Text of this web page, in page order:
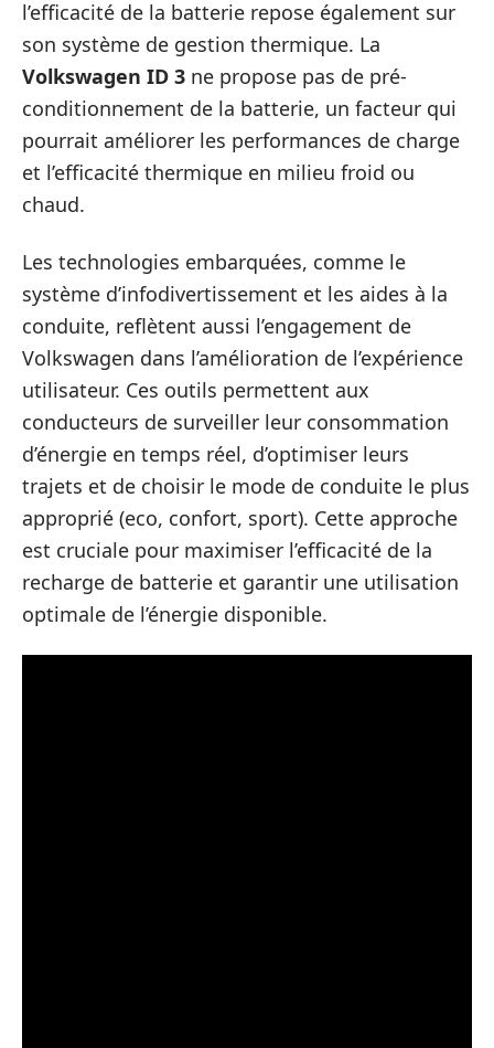
l’efficacité de la batterie repose également sur
son système de gestion thermique. La
Volkswagen ID 3 ne propose pas de pré-
conditionnement de la batterie, un facteur qui
pourrait améliorer les performances de charge
et l’efficacité thermique en milieu froid ou
chaud.
Les technologies embarquées, comme le
système d’infodivertissement et les aides à la
conduite, reflètent aussi l’engagement de
Volkswagen dans l’amélioration de l’expérience
utilisateur. Ces outils permettent aux
conducteurs de surveiller leur consommation
d’énergie en temps réel, d’optimiser leurs
trajets et de choisir le mode de conduite le plus
approprié (eco, confort, sport). Cette approche
est cruciale pour maximiser l’efficacité de la
recharge de batterie et garantir une utilisation
optimale de l’énergie disponible.